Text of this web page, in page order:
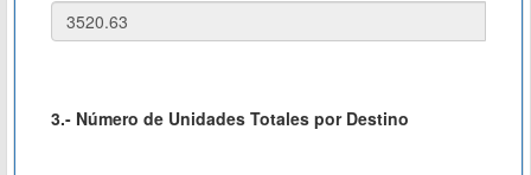
3.- Número de Unidades Totales por Destino